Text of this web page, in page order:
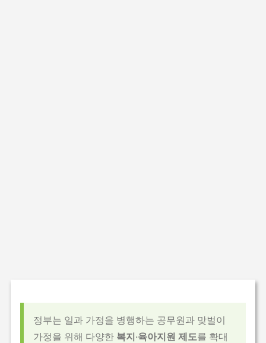
정부는 일과 가정을 병행하는 공무원과 맞벌이
가정을 위해 다양한 복지·육아지원 제도를 확대